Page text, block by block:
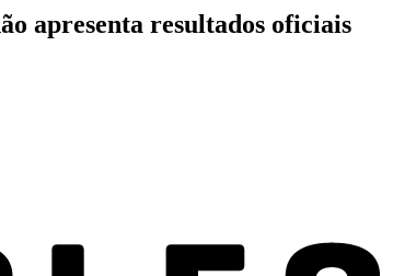
apresenta resultados oficiais